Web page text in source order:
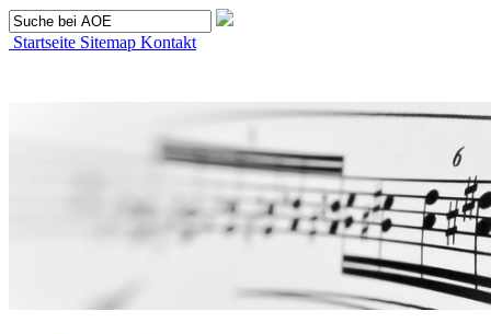
Startseite Sitemap Kontakt